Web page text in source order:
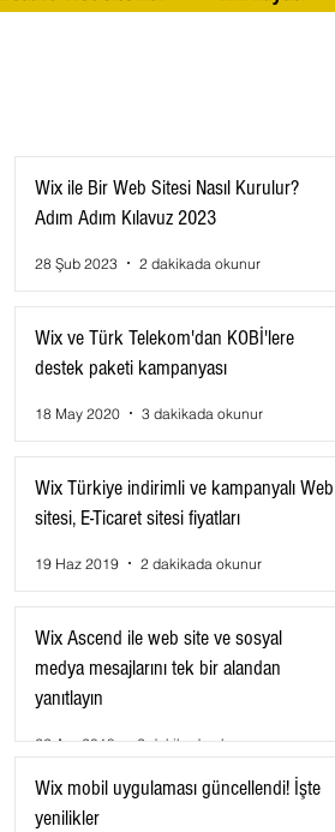
Wix ile Bir Web Sitesi Nasıl Kurulur?
Adım Adım Kılavuz 2023
28 Şub 2023 2 dakikada okunur
Wix ve Türk Telekom'dan KOBİ'lere
destek paketi kampanyası
18 May 2020 3 dakikada okunur
Wix Türkiye indirimli ve kampanyalı Web
sitesi, E-Ticaret sitesi fiyatları
19 Haz 2019 2 dakikada okunur
Wix Ascend ile web site ve sosyal
medya mesajlarını tek bir alandan
yanıtlayın
22 Ara 2018 2 dakikada okunur
Wix mobil uygulaması güncellendi! İşte
yenilikler